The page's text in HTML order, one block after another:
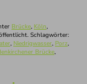
Brücke, Köln,
Schlagwörter:
, Niedrigwasser, Porz,
Brücke,